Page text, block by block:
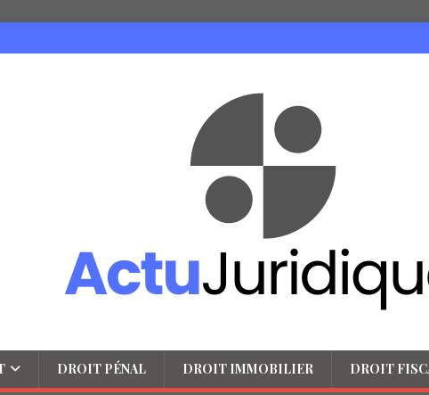
DROIT PÉNAL DROIT IMMOBILIER DROIT